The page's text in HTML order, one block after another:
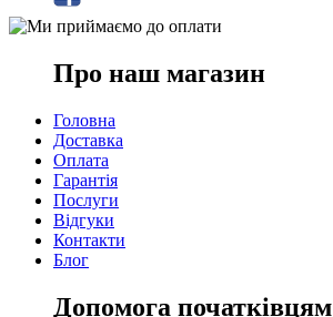
Про наш магазин
Головна
Доставка
Оплата
Гарантія
Послуги
Відгуки
Контакти
Блог
Допомога початківцям